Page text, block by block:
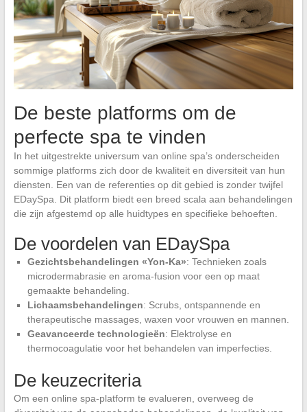
De beste platforms om de
perfecte spa te vinden
In het uitgestrekte universum van online spa’s onderscheiden
sommige platforms zich door de kwaliteit en diversiteit van hun
diensten. Een van de referenties op dit gebied is zonder twijfel
EDaySpa. Dit platform biedt een breed scala aan behandelingen
die zijn afgestemd op alle huidtypes en specifieke behoeften.
De voordelen van EDaySpa
Gezichtsbehandelingen «Yon-Ka»: Technieken zoals
microdermabrasie en aroma-fusion voor een op maat
gemaakte behandeling.
Lichaamsbehandelingen: Scrubs, ontspannende en
therapeutische massages, waxen voor vrouwen en mannen.
Geavanceerde technologieën: Elektrolyse en
thermocoagulatie voor het behandelen van imperfecties.
De keuzecriteria
Om een online spa-platform te evalueren, overweeg de